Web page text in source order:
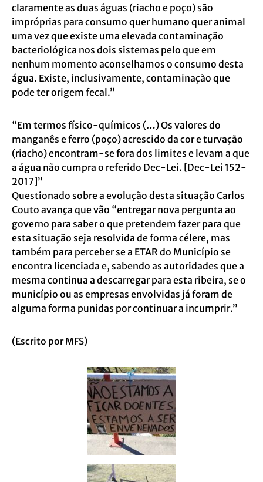
claramente as duas águas (riacho e poço) são
impróprias para consumo quer humano quer animal
uma vez que existe uma elevada contaminação
bacteriológica nos dois sistemas pelo que em
nenhum momento aconselhamos o consumo desta
água. Existe, inclusivamente, contaminação que
pode ter origem fecal.”
“Em termos físico-químicos (…) Os valores do
manganês e ferro (poço) acrescido da cor e turvação
(riacho) encontram-se fora dos limites e levam a que
a água não cumpra o referido Dec-Lei. [Dec-Lei 152-
2017]”
Questionado sobre a evolução desta situação Carlos
Couto avança que vão “entregar nova pergunta ao
governo para saber o que pretendem fazer para que
esta situação seja resolvida de forma célere, mas
também para perceber se a ETAR do Município se
encontra licenciada e, sabendo as autoridades que a
mesma continua a descarregar para esta ribeira, se o
município ou as empresas envolvidas já foram de
alguma forma punidas por continuar a incumprir.”
(Escrito por MFS)